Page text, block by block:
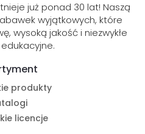
już ponad 30 lat! Naszą
wyjątkowych, które
wysoką jakość i niezwykłe
produkty
licencje